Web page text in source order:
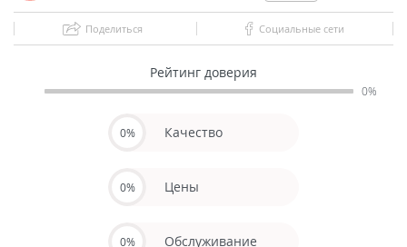
Поделиться Социальные сети
Рейтинг доверия
0%
0% Качество
0% Цены
0% Обслуживание